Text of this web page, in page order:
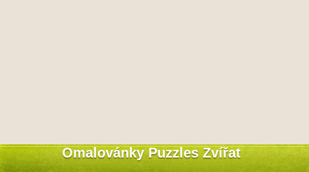
Omalovánky Puzzles Zvířat